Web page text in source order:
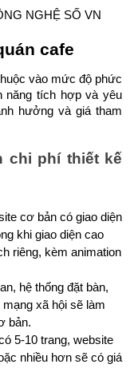
cafe
vào mức độ phức
năng tích hợp và yêu
hưởng và giá tham
chi phí thiết kế
cơ bản có giao diện
khi giao diện cao
riêng, kèm animation
hệ thống đặt bàn,
xã hội sẽ làm
bản.
5-10 trang, website
nhiều hơn sẽ có giá